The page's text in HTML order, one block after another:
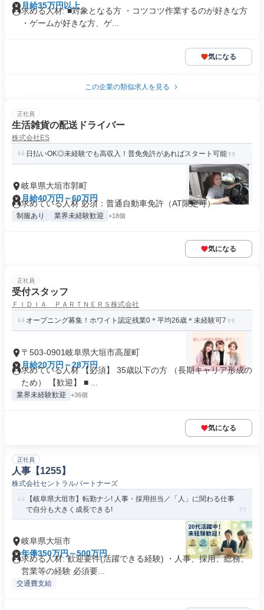
月給35万円以上
求める人材: ■対象となる方 ・コツコツ作業するのが好きな方
・ゲームが好きな方、ゲ...
気になる
この企業の類似求人を見る
正社員
生活雑貨の配送ドライバー
株式会社ES
日払いOK◎未経験でも高収入！普免免許があればスタート可能
岐阜県大垣市郭町
月給40万円～60万円
求めている人材 必須：普通自動車免許（AT限定可）
制服あり 業界未経験歓迎 +18個
気になる
正社員
受付スタッフ
ＦＩＤＩＡ ＰＡＲＴＮＥＲＳ株式会社
オープニング募集！ホワイト認定残業0＊平均26歳＊未経験可7
〒503-0901岐阜県大垣市高屋町
月給20万円～28万円
求めている人材 【必須】 35歳以下の方 （長期キャリア形成の
ため） 【歓迎】 ■ ...
業界未経験歓迎 +36個
気になる
正社員
人事【1255】
株式会社セントラルパートナーズ
【岐阜県大垣市】転勤ナシ! 人事・採用担当／「人」に関わる仕事
で自分も大きく成長できる!
岐阜県大垣市
年俸350万円～500万円
求める人材: 歓迎要件(活躍できる経験) ・人事、採用、総務、
営業等の経験 必須要...
交通費支給